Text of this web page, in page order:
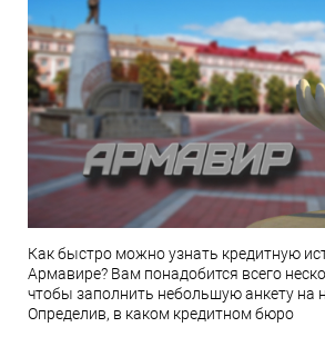
Как быстро можно узнать кредитную
Армавире? Вам понадобится всего
чтобы заполнить небольшую анкету на
Определив, в каком кредитном бюро